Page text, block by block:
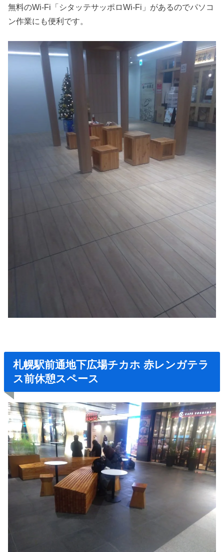
無料のWi-Fi「シタッテサッポロWi-Fi」があるのでパソコ
ン作業にも便利です。
札幌駅前通地下広場チカホ赤レンガテラ
ス前休憩スペース